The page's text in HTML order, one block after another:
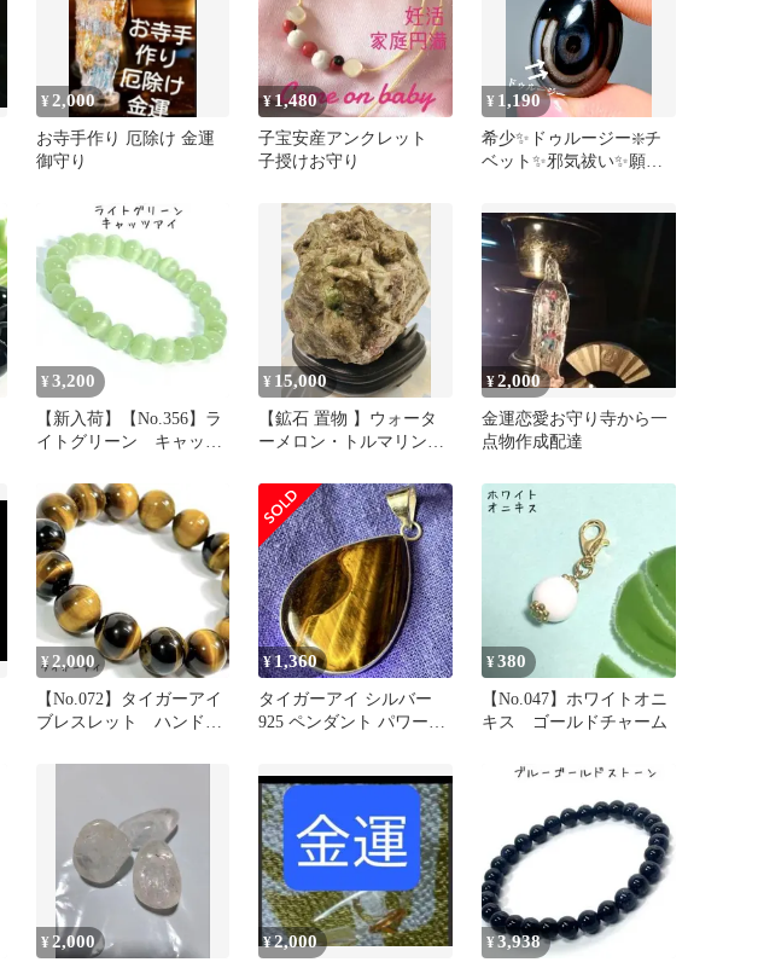
¥ 2,000
お寺手作り 厄除け 金運
御守り
¥1,480
子宝安産アンクレット
子授けお守り
¥ 1,190
希少✨ドゥルージー❇️チ
ベット✨邪気祓い✨願望
¥ 3,200
【新入荷】【No.356】ラ
イトグリーン キャッツ
¥ 15,000
【鉱石 置物 】ウォータ
ーメロン・トルマリン原
¥2,000
金運恋愛お守り寺から一
点物作成配達
¥2,000
【No.072】タイガーアイ
ブレスレット ハンドメ
¥1,360
タイガーアイ シルバー
925 ペンダント パワース
¥380
【No.047】ホワイトオニ
キス ゴールドチャーム
¥ 2,000 ¥2,000 ¥3,938